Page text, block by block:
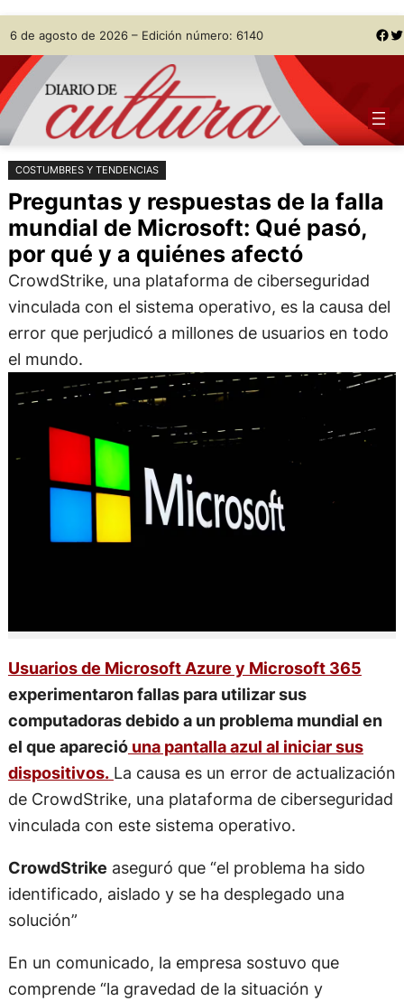
Saltar
al
contenido
Skip
to
content
6 de agosto de 2026 – Edición número: 6140 Facebook Twitter
COSTUMBRES Y TENDENCIAS
Preguntas y respuestas de la falla
mundial de Microsoft: Qué pasó,
por qué y a quiénes afectó
CrowdStrike, una plataforma de ciberseguridad
vinculada con el sistema operativo, es la causa del
error que perjudicó a millones de usuarios en todo
el mundo.
Usuarios de Microsoft Azure y Microsoft 365
experimentaron fallas para utilizar sus
computadoras debido a un problema mundial en
el que aparecióuna pantalla azul al iniciar sus
dispositivos. La causa es un error de actualización
de CrowdStrike, una plataforma de ciberseguridad
vinculada con este sistema operativo.
CrowdStrike aseguró que “el problema ha sido
identificado, aislado y se ha desplegado una
solución”
En un comunicado, la empresa sostuvo que
comprende “la gravedad de la situación y